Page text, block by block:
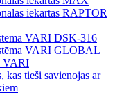
iekārtas RAPTOR
VARI DSK-316
VARI GLOBAL
VARI
kas tieši savienojas ar